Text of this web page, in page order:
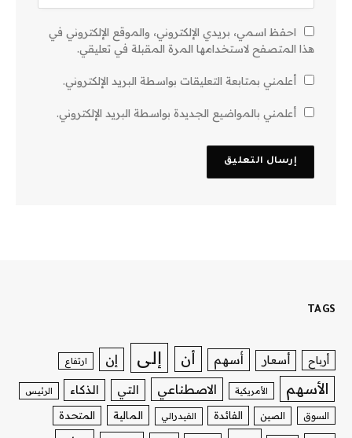
احفظ اسمي، بريدي الإلكتروني، والموقع الإلكتروني في
هذا المتصفح لاستخدامها المرة المقبلة في تعليقي.
أعلمني بمتابعة التعليقات بواسطة البريد الإلكتروني.
أعلمني بالمواضيع الجديدة بواسطة البريد الإلكتروني.
TAGS
أرباح أسعار أسهم أن إلى إن ارتفاع
الأسهم الأمريكية الاصطناعي التي الذكاء الرئيس
السوق الصين الفائدة الفيدرالي المالية المتحدة